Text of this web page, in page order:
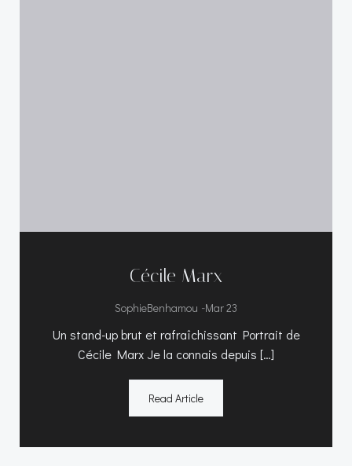
Cécile Marx
SophieBenhamou -Mar 23
Un stand-up brut et rafraîchissant Portrait de
Cécile Marx Je la connais depuis […]
Read Article